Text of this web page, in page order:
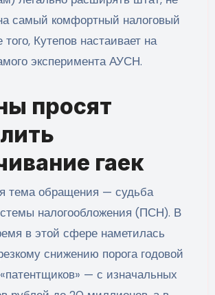
самый комфортный налоговый
Кутепов настаивает на
эксперимента АУСН.
просят
гаек
тема обращения — судьба
налогообложения (ПСН). В
в этой сфере наметилась
снижению порога годовой
— с изначальных